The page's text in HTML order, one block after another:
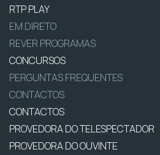
RTP PLAY
EM DIRETO
REVER PROGRAMAS
CONCURSOS
PERGUNTAS FREQUENTES
CONTACTOS
CONTACTOS
PROVEDORA DO TELESPECTADOR
PROVEDORA DO OUVINTE